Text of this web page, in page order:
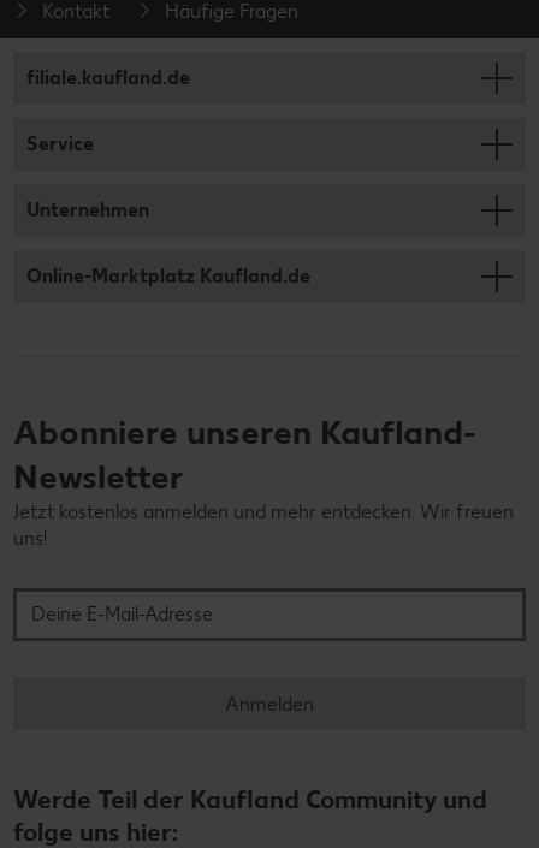
Kontakt Häufige Fragen
filiale.kaufland.de
Service
Unternehmen
Online-Marktplatz Kaufland.de
Abonniere unseren Kaufland-
Newsletter
Jetzt kostenlos anmelden und mehr entdecken. Wir freuen
uns!
Anmelden
Werde Teil der Kaufland Community und
folge uns hier: